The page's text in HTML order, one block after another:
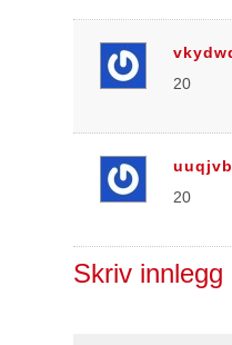
20
20
Skriv innlegg